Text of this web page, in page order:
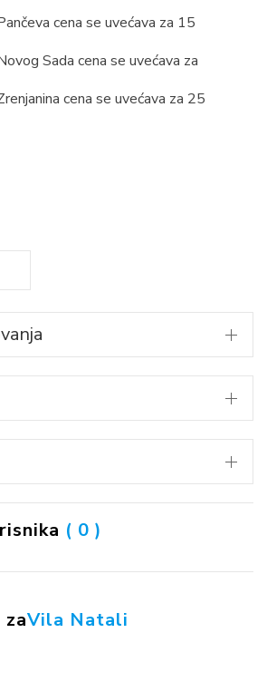
cena se uvećava za 15
Sada cena se uvećava za
cena se uvećava za 25
( 0 )
Vila Natali